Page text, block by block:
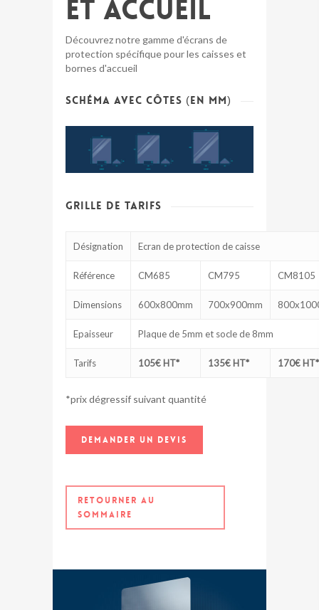
et accueil
Découvrez notre gamme d'écrans de
protection spécifique pour les caisses et
bornes d'accueil
Schéma avec côtes (en mm)
GRILLE DE TARIFS
Désignation Ecran de protection de caisse
Référence CM685 CM795 CM8105
Dimensions 600x800mm 700x900mm
Epaisseur Plaque de 5mm et socle de 8mm
Tarifs 105€ HT* 135€ HT* 170€ HT*
*prix dégressif suivant quantité
DEMANDER UN DEVIS
RETOURNER AU
SOMMAIRE